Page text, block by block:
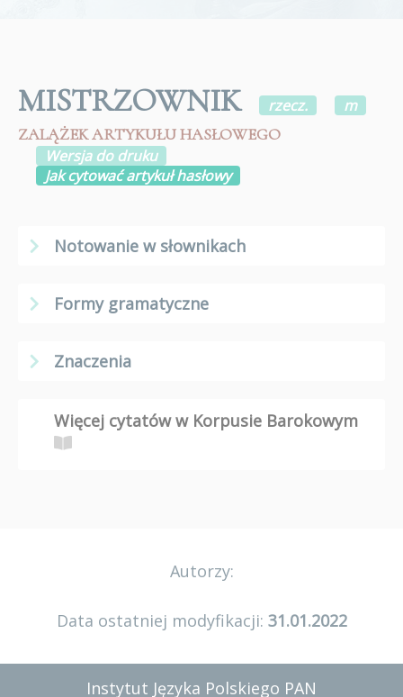
MISTRZOWNIK rzecz.
m
ZALĄŻEK ARTYKUŁU HASŁOWEGO
Wersja do druku
Jak cytować artykuł hasłowy
Notowanie w słownikach
Formy gramatyczne
Znaczenia
Więcej cytatów w Korpusie Barokowym
Autorzy:
Data ostatniej modyfikacji: 31.01.2022
Instytut Języka Polskiego PAN